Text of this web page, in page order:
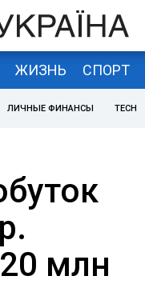
ЖИЗНЬ СПОРТ
ЛИЧНЫЕ ФИНАНСЫ TECH
млн